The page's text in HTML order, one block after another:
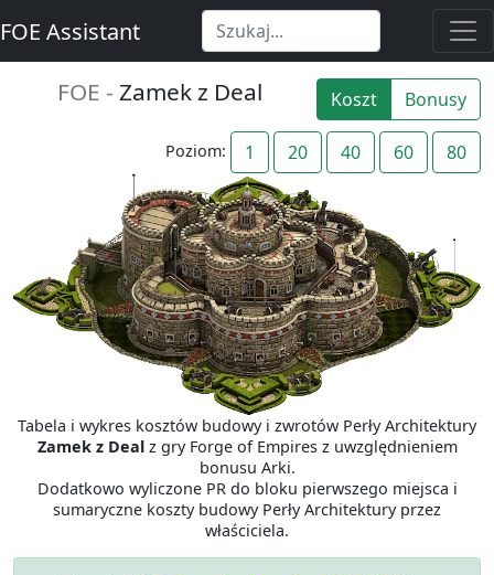
FOE Assistant
Koszt Bonusy
Poziom: 1 20 40 60 80
FOE - Zamek z Deal
Tabela i wykres kosztów budowy i zwrotów Perły Architektury
Zamek z Dealz gry Forge of Empires z uwzględnieniem
bonusu Arki.
Dodatkowo wyliczone PR do bloku pierwszego miejsca i
sumaryczne koszty budowy Perły Architektury przez
właściciela.